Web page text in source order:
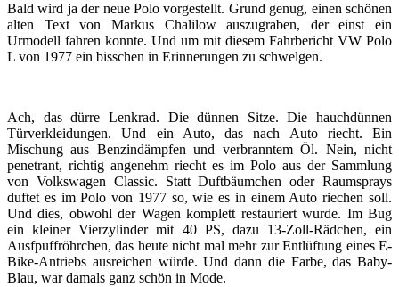
Bald wird ja der neue Polo vorgestellt. Grund genug, einen schönen
alten Text von Markus Chalilow auszugraben, der einst ein
Urmodell fahren konnte. Und um mit diesem Fahrbericht VW Polo
L von 1977 ein bisschen in Erinnerungen zu schwelgen.
Ach, das dürre Lenkrad. Die dünnen Sitze. Die hauchdünnen
Türverkleidungen. Und ein Auto, das nach Auto riecht. Ein
Mischung aus Benzindämpfen und verbranntem Öl. Nein, nicht
penetrant, richtig angenehm riecht es im Polo aus der Sammlung
von Volkswagen Classic. Statt Duftbäumchen oder Raumsprays
duftet es im Polo von 1977 so, wie es in einem Auto riechen soll.
Und dies, obwohl der Wagen komplett restauriert wurde. Im Bug
ein kleiner Vierzylinder mit 40 PS, dazu 13-Zoll-Rädchen, ein
Ausfpuffröhrchen, das heute nicht mal mehr zur Entlüftung eines E-
Bike-Antriebs ausreichen würde. Und dann die Farbe, das Baby-
Blau, war damals ganz schön in Mode.